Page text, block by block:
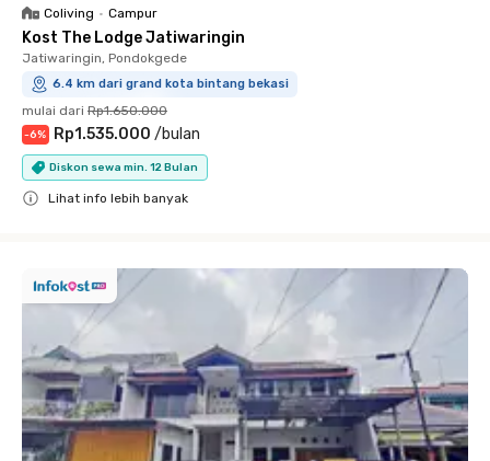
Coliving • Campur
Kost The Lodge Jatiwaringin
Jatiwaringin, Pondokgede
6.4 km dari grand kota bintang bekasi
mulai dari Rp1.650.000
-6% Rp1.535.000 /bulan
Diskon sewa min. 12 Bulan
Lihat info lebih banyak